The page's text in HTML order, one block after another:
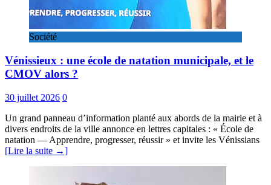
Société
Vénissieux : une école de natation municipale, et le
CMOV alors ?
30 juillet 2026 0
Un grand panneau d’information planté aux abords de la mairie et à
divers endroits de la ville annonce en lettres capitales : « École de
natation — Apprendre, progresser, réussir » et invite les Vénissians
[Lire la suite →]